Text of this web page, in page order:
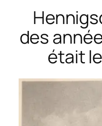
des
était